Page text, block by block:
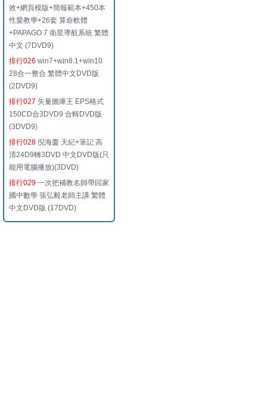
效+網頁模版+簡報範本+450本
性愛教學+26套 算命軟體
+PAPAGO 7 衛星導航系統 繁體
中文 (7DVD9)
排行026 win7+win8.1+win10
28合一整合 繁體中文DVD版
(2DVD9)
排行027 矢量圖庫王 EPS格式
150CD合3DVD9 合輯DVD版
(3DVD9)
排行028 倪海廈 天紀+筆記 高
清24D9轉3DVD 中文DVD版(只
能用電腦播放)(3DVD)
排行029 一次把補教名師帶回家
國中數學 張弘毅老師主講 繁體
中文DVD版 (17DVD)